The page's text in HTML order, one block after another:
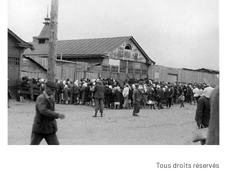
Tous droits réservés